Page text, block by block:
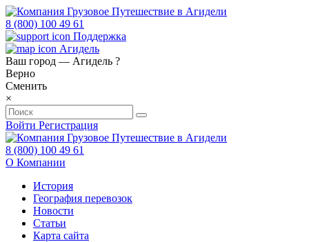
8 (800) 100 49 61
Поддержка
Агидель
Ваш город — Агидель ?
Верно
Сменить
×
Войти Регистрация
8 (800) 100 49 61
О Компании
История
География перевозок
Новости
Статьи
Карта сайта